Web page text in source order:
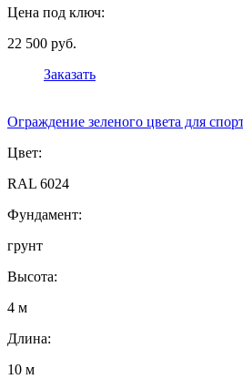
Цена под ключ:
22 500 руб.
Заказать
Ограждение зеленого цвета для
Цвет:
RAL 6024
Фундамент:
грунт
Высота:
4 м
Длина:
10 м